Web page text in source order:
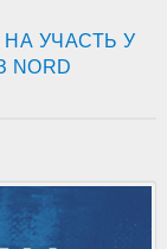
УЧАСТЬ У